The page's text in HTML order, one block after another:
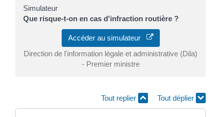
Simulateur
Que risque-t-on en cas d'infraction routière ?
Accéder au simulateur
Direction de l'information légale et administrative (Dila)
- Premier ministre
Tout replier Tout déplier